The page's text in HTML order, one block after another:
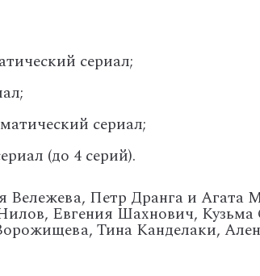
сериал;
сериал;
(до 4 серий).
Петр Дранга и Агата
Евгения Шахнович,
Тина Канделаки,